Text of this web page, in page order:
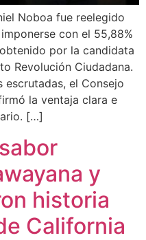
Noboa fue reelegido
con el 55,88%
por la candidata
Revolución Ciudadana.
escrutadas, el Consejo
la ventaja clara e
[…]
y
historia
California